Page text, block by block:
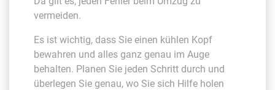
vermeiden.
Es ist wichtig, dass Sie einen kühlen Kopf
bewahren und alles ganz genau im Auge
behalten. Planen Sie jeden Schritt durch und
überlegen Sie genau, wo Sie sich Hilfe holen